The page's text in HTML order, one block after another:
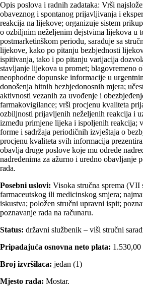
Opis poslova i radnih zadataka: Vrši
obaveznog i spontanog prijavljivanja i
reakcija na lijekove; organizuje sistem
o ozbiljnim neželjenim dejstvima lijekova u
postmarketinškom periodu, sarađuje sa
lijekove, kako po pitanju bezbjednosti
ispitivanja, tako i po pitanju varijacija
stavljanje lijekova u promet; blagovremeno
neophodne dopunske informacije u
donošenja hitnih bezbjedonosnih mjera;
aktivnosti vezanih za uvođenje i
farmakovigilance; vrši procjenu kvaliteta
ozbiljnosti prijavljenih neželjenih reakcija i
između primjene lijeka i ispoljenih reakcija;
forme i sadržaja periodičnih izvještaja o
procjenu kvaliteta svih informacija
obavlja druge poslove koje mu odrede
nadređenima za ažurno i uredno obavljanje
rada.
Posebni uslovi: Visoka stručna sprema (VII
farmaceutskog ili medicinskog smjera;
iskustva; položen stručni upravni ispit;
poznavanje rada na računaru.
Status: državni službenik – viši stručni
Pripadajuća osnovna neto plata:
Broj izvršilaca: jedan (1)
Mjesto rada: Mostar.